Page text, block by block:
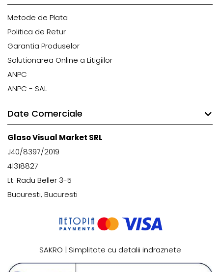
Metode de Plata
Politica de Retur
Garantia Produselor
Solutionarea Online a Litigiilor
ANPC
ANPC - SAL
Date Comerciale
Glaso Visual Market SRL
J40/8397/2019
41318827
Lt. Radu Beller 3-5
Bucuresti, Bucuresti
SAKRO | Simplitate cu detalii indraznete